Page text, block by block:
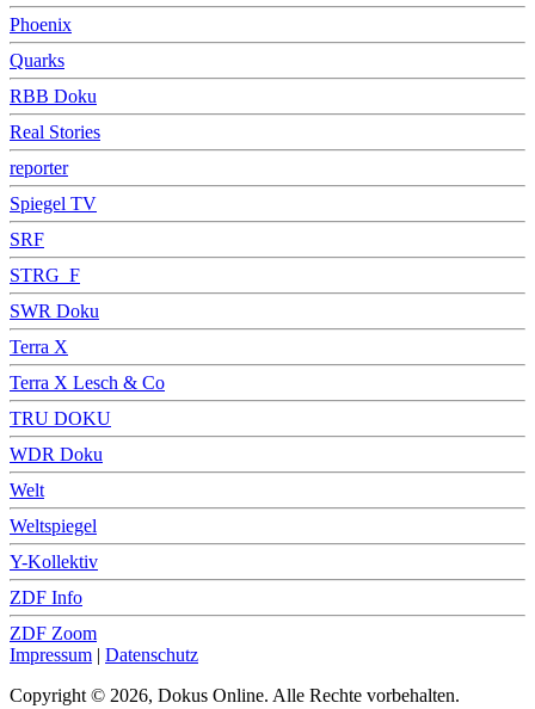
Phoenix
Quarks
RBB Doku
Real Stories
reporter
Spiegel TV
SRF
STRG_F
SWR Doku
Terra X
Terra X Lesch & Co
TRU DOKU
WDR Doku
Welt
Weltspiegel
Y-Kollektiv
ZDF Info
ZDF Zoom
Impressum | Datenschutz
Copyright © 2026, Dokus Online. Alle Rechte vorbehalten.